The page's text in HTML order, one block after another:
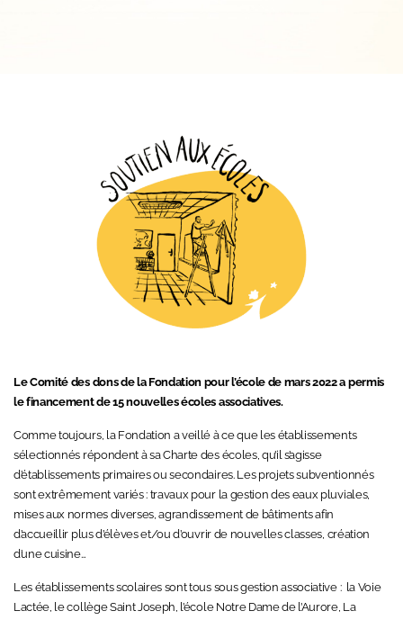
Le Comité des dons de la Fondation pour l’école de mars 2022 a permis
le financement de 15 nouvelles écoles associatives.
Comme toujours, la Fondation a veillé à ce que les établissements
sélectionnés répondent à saCharte des écoles, qu’il s’agisse
d’établissements primaires ou secondaires. L es projets subventionnés
sont extrêmement variés : travaux pour la gestion des eaux pluviales,
mises aux normes diverses, agrandissement de bâtiments afin
d’accueillir plus d’élèves et/ou d’ouvrir de nouvelles classes, création
d’une cuisine…
Les établissements scolaires sont tous sous gestion associative : la Voie
Lactée, le collège Saint Joseph, l’écoleNotre Dame de l’Aurore, La